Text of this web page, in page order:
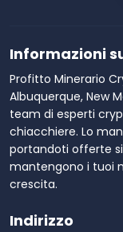
Informazioni
Profitto Minerario
Albuquerque, New
team di esperti
chiacchiere. Lo
portandoti offerte
mantengono i tuoi
crescita.
Indirizzo